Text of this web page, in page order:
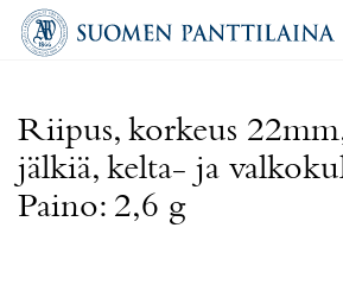
Riipus, korkeus
jälkiä, kelta- ja
Paino: 2,6 g